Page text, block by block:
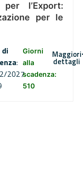
l’Export:
per le
:
2027
Giorni
alla
scadenza:
510
Maggiori
dettagli